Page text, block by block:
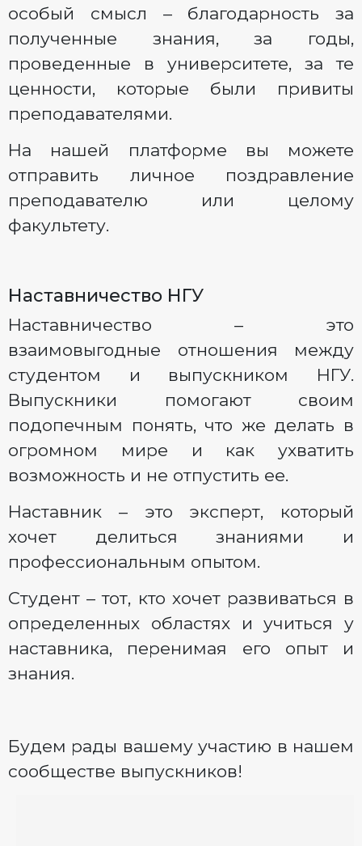
особый смысл – благодарность за
полученные знания, за годы,
проведенные в университете, за те
ценности, которые были привиты
преподавателями.
На нашей платформе вы можете
отправить личное поздравление
преподавателю или целому
факультету.
Наставничество НГУ
Наставничество – это
взаимовыгодные отношения между
студентом и выпускником НГУ.
Выпускники помогают своим
подопечным понять, что же делать в
огромном мире и как ухватить
возможность и не отпустить ее.
Наставник – это эксперт, который
хочет делиться знаниями и
профессиональным опытом.
Студент – тот, кто хочет развиваться в
определенных областях и учиться у
наставника, перенимая его опыт и
знания.
Будем рады вашему участию в нашем
сообществе выпускников!